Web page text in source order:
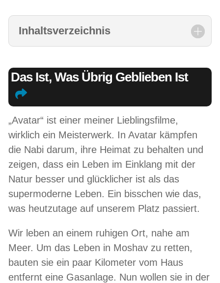
Inhaltsverzeichnis
Das Ist, Was Übrig Geblieben Ist
„Avatar“ ist einer meiner Lieblingsfilme,
wirklich ein Meisterwerk. In Avatar kämpfen
die Nabi darum, ihre Heimat zu behalten und
zeigen, dass ein Leben im Einklang mit der
Natur besser und glücklicher ist als das
supermoderne Leben. Ein bisschen wie das,
was heutzutage auf unserem Platz passiert.
Wir leben an einem ruhigen Ort, nahe am
Meer. Um das Leben in Moshav zu retten,
bauten sie ein paar Kilometer vom Haus
entfernt eine Gasanlage. Nun wollen sie in der